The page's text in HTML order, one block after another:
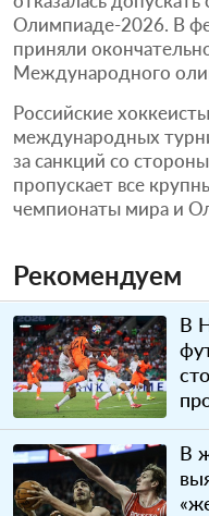
Олимпиаде-2026. В
приняли
Международного
Российские
международных
за санкций со
пропускает все
чемпионаты мира и
Рекомендуем
В
В